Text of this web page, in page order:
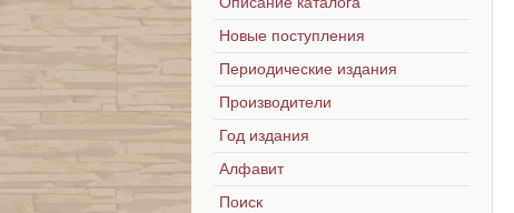
Новые поступления
Периодические издания
Производители
Год издания
Алфавит
Поиск